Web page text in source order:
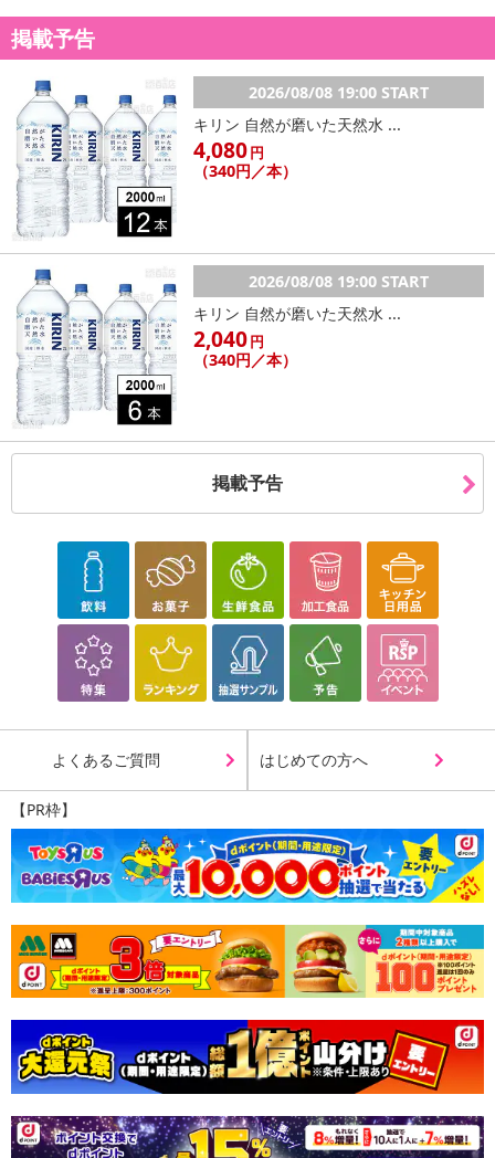
掲載予告
2026/08/08 19:00 START
キリン 自然が磨いた天然水 ...
4,080円
（340円／本）
2026/08/08 19:00 START
キリン 自然が磨いた天然水 ...
2,040円
（340円／本）
掲載予告
よくあるご質問 はじめての方へ
【PR枠】